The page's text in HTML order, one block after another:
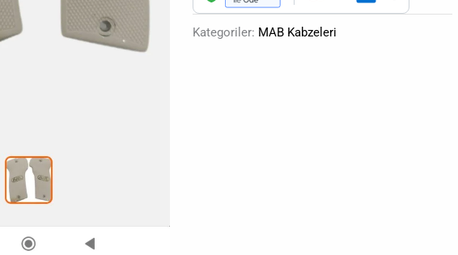
Kategoriler: MAB Kabzeleri